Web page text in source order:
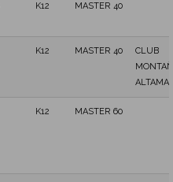
K12 MASTER 40
K12 MASTER 40
CLUB
K12 MASTER 60